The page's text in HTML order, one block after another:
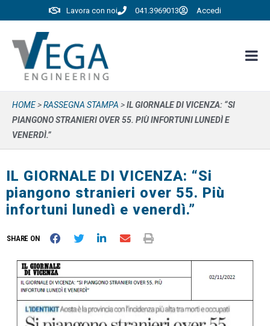
Lavora con noi 041.3969013 Accedi
HOME>RASSEGNA STAMPA >IL GIORNALE DI VICENZA: “SI
PIANGONO STRANIERI OVER 55. PIÙ INFORTUNI LUNEDÌ E
VENERDÌ.”
IL GIORNALE DI VICENZA: “Si
piangono stranieri over 55. Più
infortuni lunedì e venerdì.”
SHARE ON